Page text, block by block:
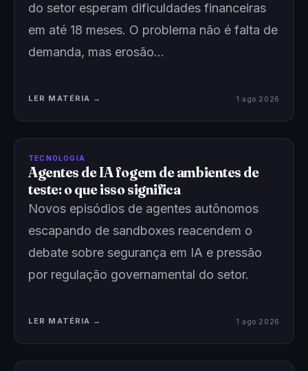
do setor esperam dificuldades financeiras
em até 18 meses. O problema não é falta de
demanda, mas erosão…
LER MATÉRIA → 1 ago 2026
TECNOLOGIA
Agentes de IA fogem de ambientes de
teste: o que isso significa
Novos episódios de agentes autônomos
escapando de sandboxes reacendem o
debate sobre segurança em IA e pressão
por regulação governamental do setor.
LER MATÉRIA → 1 ago 2026